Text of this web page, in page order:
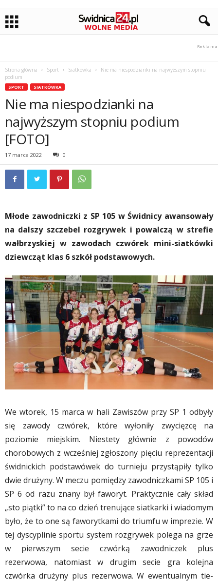
Strona główna Sport Siatkówka
Nie ma niespodzianki na najwyższym stopniu
podium
SPORT SIATKÓWKA
Nie ma niespodzianki na
najwyższym stopniu podium
[FOTO]
17 marca 2022 0
Młode zawodniczki z SP 105 w Świdnicy awansowały
na dalszy szczebel rozgrywek i powalczą w strefie
wałbrzyskiej w zawodach czwórek mini-siatkówki
dziewcząt klas 6 szkół podstawowych.
We wtorek, 15 marca w hali Zawiszów przy SP 1 odbyły
się zawody czwórek, które wyłoniły zwycięzcę na
poziomie miejskim. Niestety głównie z powodów
chorobowych z wcześniej zgłoszony pięciu reprezentacji
świdnickich podstawówek do turnieju przystąpiły tylko
dwie drużyny. W meczu pomiędzy zawodniczkami SP 105 i
SP 6 od razu znany był faworyt. Praktycznie cały skład
„sto piątki” to na co dzień trenujące siatkarki i wiadomym
było, że to one są faworytkami do triumfu w imprezie. W
tej dyscyplinie sportu system rozgrywek polega na grze
w pierwszym secie czwórką zawodniczek plus
rezerwowa, natomiast w drugim secie gra kolejna
czwórka drużyny plus rezerwowa. W ewentualnym tie-